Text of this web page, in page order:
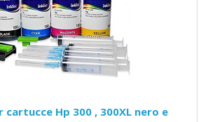
Hp 300 , 300XL nero e